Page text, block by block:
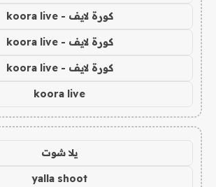
كورة لايف - koora live
كورة لايف - koora live
كورة لايف - koora live
koora live
يلا شوت
yalla shoot